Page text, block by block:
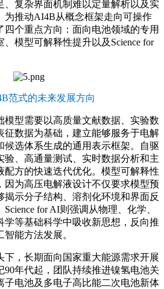
、复杂界面机制难以定量解析以及实
为推动AI4B从概念框架走向可操作
四个重点方向：面向电池领域的专用
模型可解释性提升以及Science for
范式的未来发展方向
模型需要以高质量文献数据、实验数
征数据为基础，建立能够服务于电解
候选体系生成的通用表示框架。自驱
验、高通量测试、实时数据分析和主
配方的快速迭代优化。模型可解释性
因为高压电解液设计不仅要求模型预
揭示分子结构、溶剂化环境和界面反
for AI则强调从物理、化学、
学等基础科学中吸收新思想，反向推
能方法发展。
下，长期面向国家重大能源需求开展
90年代起，团队持续推进镍氢电池关
子电池及多电子高比能二次电池新体